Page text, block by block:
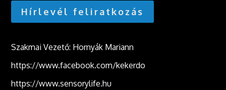
Hírlevél feliratkozás
Szakmai Vezető: Hornyák Mariann
https://www.facebook.com/kekerdo
https://www.sensorylife.hu